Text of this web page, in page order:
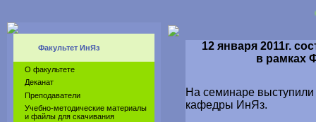
Факультет ИнЯз
О факультете
Деканат
Преподаватели
Учебно-методические материалы
и файлы для скачивания
12 января 2011г.
в рамках
На семинаре выступили
кафедры ИнЯз.